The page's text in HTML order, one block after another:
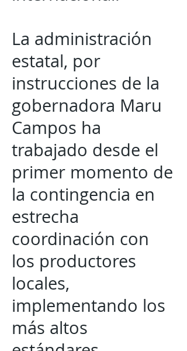
La administración
estatal, por
instrucciones de la
gobernadora Maru
Campos ha
trabajado desde el
primer momento de
la contingencia en
estrecha
coordinación con
los productores
locales,
implementando los
más altos